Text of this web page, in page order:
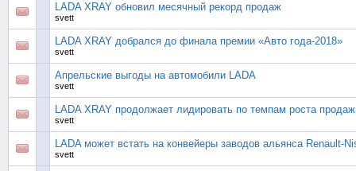
LADA XRAY обновил месячный рекорд продаж
svett
LADA XRAY добрался до финала премии «Авто года-2018»
svett
Апрельские выгоды на автомобили LADA
svett
LADA XRAY продолжает лидировать по темпам роста продаж
svett
LADA может встать на конвейеры заводов альянса Renault-
svett